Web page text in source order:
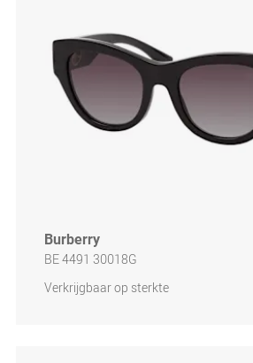
Burberry
BE 4491 30018G
Verkrijgbaar op sterkte